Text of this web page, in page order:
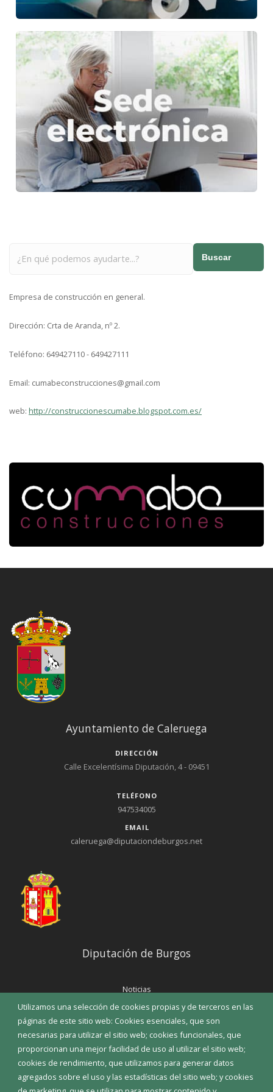
Buscar
Empresa de construcción en general.
Dirección: Crta de Aranda, nº 2.
Teléfono: 649427110 - 649427111
Email: cumabeconstrucciones@gmail.com
web: http://construccionescumabe.blogspot.com.es/
Utilizamos una selección de cookies propias y de terceros en las
páginas de este sitio web: Cookies esenciales, que son
necesarias para utilizar el sitio web; cookies funcionales, que
proporcionan una mejor facilidad de uso al utilizar el sitio web;
cookies de rendimiento, que utilizamos para generar datos
agregados sobre el uso y las estadísticas del sitio web; y cookies
Ayuntamiento de Caleruega
DIRECCIÓN
Calle Excelentísima Diputación, 4 - 09451
TELÉFONO
947534005
EMAIL
caleruega@diputaciondeburgos.net
Diputación de Burgos
Noticias
Eventos
Corporación Municipal
Teléfonos de interés
INICIAR SESIÓN
MAPA WEB